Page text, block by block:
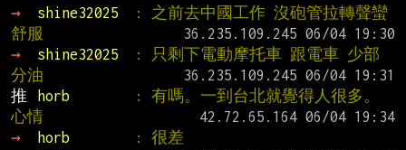
→
shine32025
: 之前去中國工作 沒砲管拉轉聲蠻
舒服
→
shine32025
: 只剩下電動摩托車 跟電車 少部
分油
推
horb
: 有嗎。一到台北就覺得人很多。
心情
→
horb
: 很差